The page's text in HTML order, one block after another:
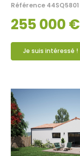
255 000 €
Référence 44SQ5801
Je suis intéressé !